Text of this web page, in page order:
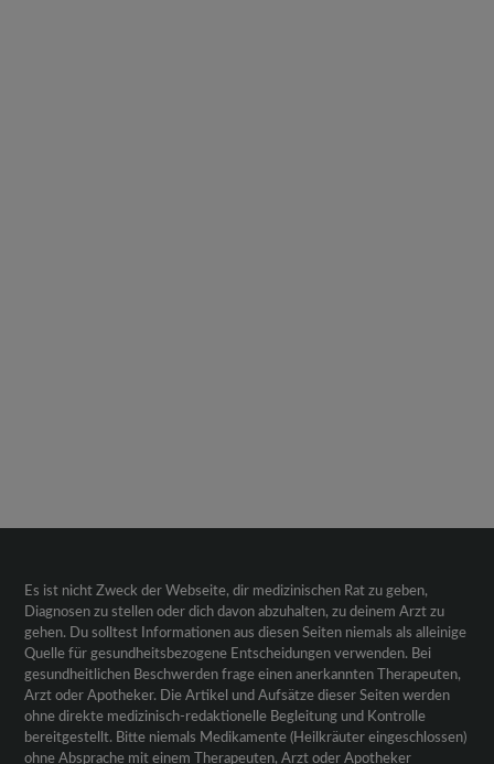
Es ist nicht Zweck der Webseite, dir medizinischen Rat zu geben,
Diagnosen zu stellen oder dich davon abzuhalten, zu deinem Arzt zu
gehen. Du solltest Informationen aus diesen Seiten niemals als alleinige
Quelle für gesundheitsbezogene Entscheidungen verwenden. Bei
gesundheitlichen Beschwerden frage einen anerkannten Therapeuten,
Arzt oder Apotheker. Die Artikel und Aufsätze dieser Seiten werden
ohne direkte medizinisch-redaktionelle Begleitung und Kontrolle
bereitgestellt. Bitte niemals Medikamente (Heilkräuter eingeschlossen)
ohne Absprache mit einem Therapeuten, Arzt oder Apotheker